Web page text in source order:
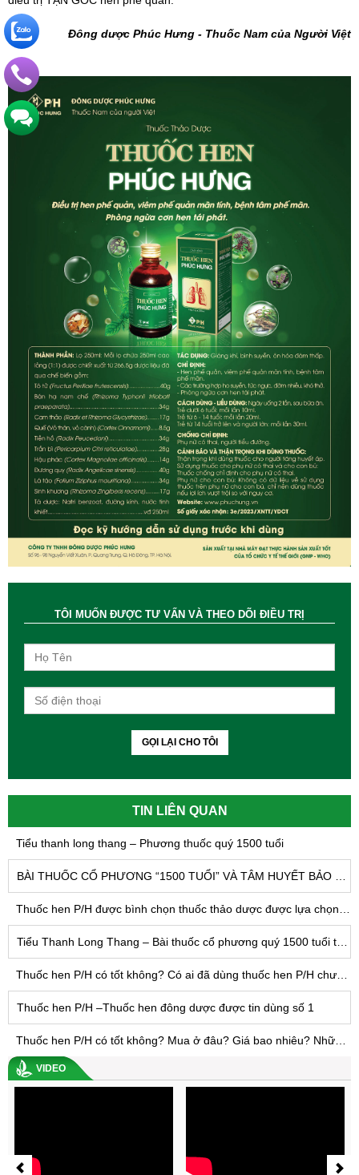
Đông dược Phúc Hưng - Thuốc Nam của Người Việt
TÔI MUỐN ĐƯỢC TƯ VẤN VÀ THEO DÕI ĐIỀU TRỊ
GỌI LẠI CHO TÔI
TIN LIÊN QUAN
Tiểu thanh long thang – Phương thuốc quý 1500 tuổi
Thuốc hen P/H –Thuốc hen đông dược được tin dùng số 1
VIDEO